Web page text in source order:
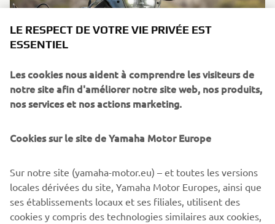
LE RESPECT DE VOTRE VIE PRIVÉE EST
ESSENTIEL
Les cookies nous aident à comprendre les visiteurs de
notre site afin d'améliorer notre site web, nos produits,
nos services et nos actions marketing.
Cookies sur le site de Yamaha Motor Europe
Sur notre site (yamaha-motor.eu) – et toutes les versions
locales dérivées du site, Yamaha Motor Europes, ainsi que
ses établissements locaux et ses filiales, utilisent des
cookies y compris des technologies similaires aux cookies,